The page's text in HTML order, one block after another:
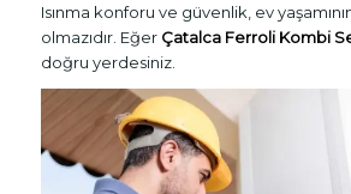
Isınma konforu ve güvenlik, ev
olmazıdır. Eğer Çatalca Ferroli Kombi
doğru yerdesiniz.